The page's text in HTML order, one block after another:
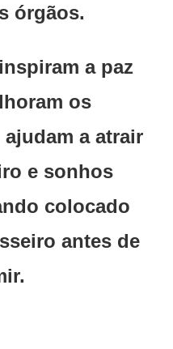
órgãos.
a paz
os
a atrair
e sonhos
colocado
antes de